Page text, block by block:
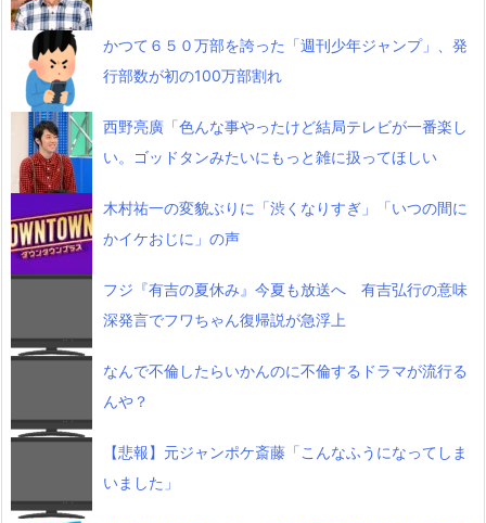
かつて６５０万部を誇った「週刊少年ジャンプ」、発
行部数が初の100万部割れ
西野亮廣「色んな事やったけど結局テレビが一番楽し
い。ゴッドタンみたいにもっと雑に扱ってほしい
木村祐一の変貌ぶりに「渋くなりすぎ」「いつの間に
かイケおじに」の声
フジ『有吉の夏休み』今夏も放送へ 有吉弘行の意味
深発言でフワちゃん復帰説が急浮上
なんで不倫したらいかんのに不倫するドラマが流行る
んや？
【悲報】元ジャンポケ斎藤「こんなふうになってしま
いました」